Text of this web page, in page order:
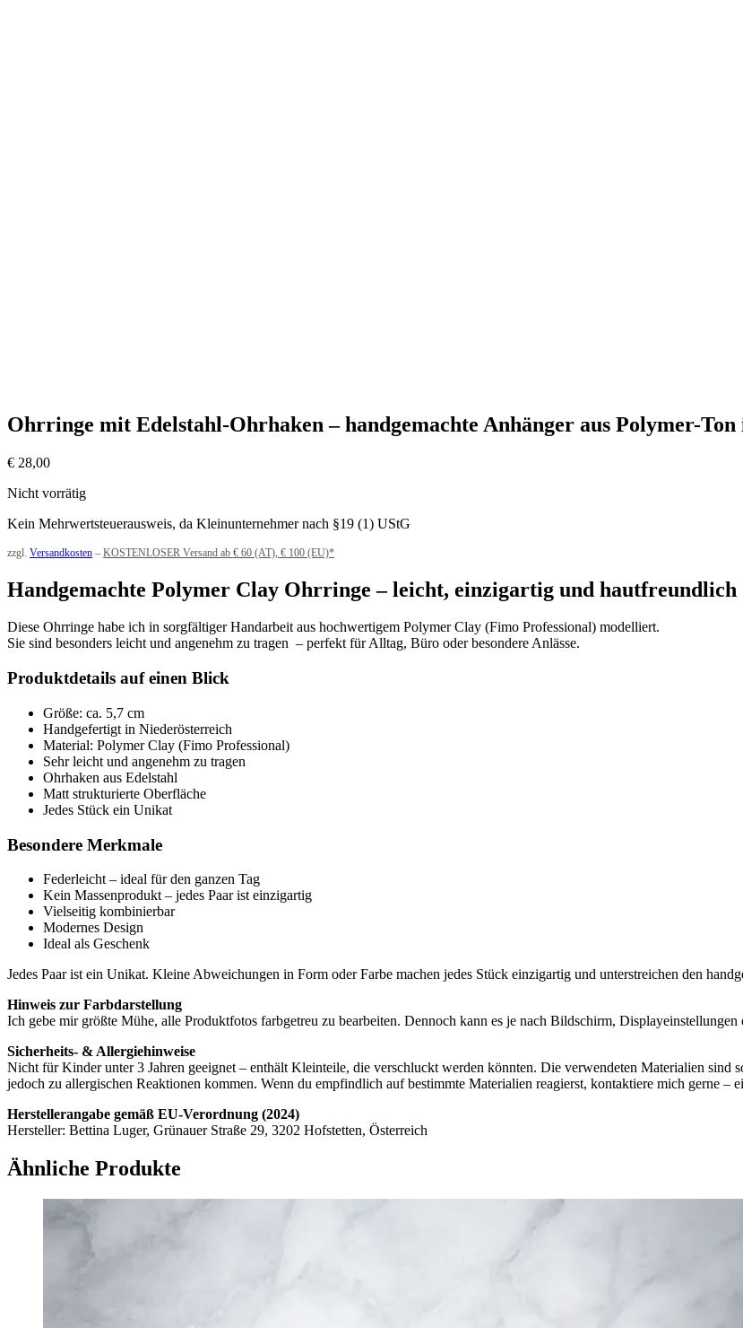
Ohrringe mit Edelstahl-Ohrhaken – handgemachte Anhänger aus Polymer-
€ 28,00
Nicht vorrätig
Kein Mehrwertsteuerausweis, da Kleinunternehmer nach §19 (1) UStG
zzgl. Versandkosten – KOSTENLOSER Versand ab € 60 (AT), € 100 (EU)*
Handgemachte Polymer Clay Ohrringe – leicht, einzigartig und hautfreundlich
Diese Ohrringe habe ich in sorgfältiger Handarbeit aus hochwertigem Polymer Clay (Fimo Professional) modelliert.
Sie sind besonders leicht und angenehm zu tragen – perfekt für Alltag, Büro oder besondere Anlässe.
Produktdetails auf einen Blick
Größe: ca. 5,7 cm
Handgefertigt in Niederösterreich
Material: Polymer Clay (Fimo Professional)
Sehr leicht und angenehm zu tragen
Ohrhaken aus Edelstahl
Matt strukturierte Oberfläche
Jedes Stück ein Unikat
Besondere Merkmale
Federleicht – ideal für den ganzen Tag
Kein Massenprodukt – jedes Paar ist einzigartig
Vielseitig kombinierbar
Modernes Design
Ideal als Geschenk
Jedes Paar ist ein Unikat. Kleine Abweichungen in Form oder Farbe machen jedes Stück einzigartig und unterstreichen den
Hinweis zur Farbdarstellung
Ich gebe mir größte Mühe, alle Produktfotos farbgetreu zu bearbeiten. Dennoch kann es je nach Bildschirm,
Sicherheits- & Allergiehinweise
Nicht für Kinder unter 3 Jahren geeignet – enthält Kleinteile, die verschluckt werden könnten. Die verwendeten Materialien sind
jedoch zu allergischen Reaktionen kommen. Wenn du empfindlich auf bestimmte Materialien reagierst, kontaktiere mich gerne –
Herstellerangabe gemäß EU-Verordnung (2024)
Hersteller: Bettina Luger, Grünauer Straße 29, 3202 Hofstetten, Österreich
Ähnliche Produkte